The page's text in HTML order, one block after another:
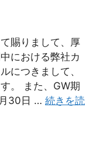
賜りまして、厚
における弊社カ
につきまして、
。 また、GW期
30日 … 続きを読